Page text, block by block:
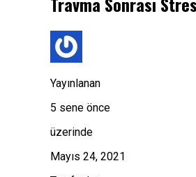
Yayınlanan
5 sene önce
üzerinde
Mayıs 24, 2021